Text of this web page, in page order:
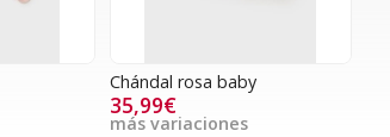
Chándal rosa baby
35,99€
más variaciones